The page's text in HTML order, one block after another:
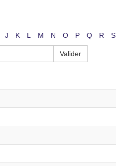
J K L M N O P Q R S
Valider